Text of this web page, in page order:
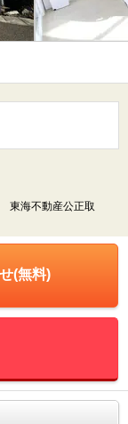
東海不動産公正取
(無料)